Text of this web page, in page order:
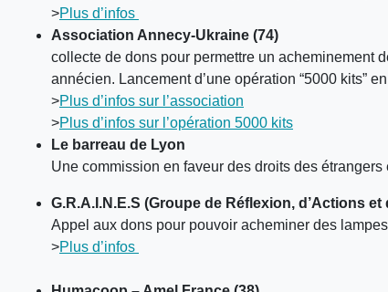
>Plus d’infos
Association Annecy-Ukraine (74)
collecte de dons pour permettre un acheminement
annécien. Lancement d’une opération “5000 kits”
>Plus d’infos sur l’association
>Plus d’infos sur l’opération 5000 kits
Le barreau de Lyon
Une commission en faveur des droits des
G.R.A.I.N.E.S (Groupe de Réflexion, d’Actions
Appel aux dons pour pouvoir acheminer des
>Plus d’infos